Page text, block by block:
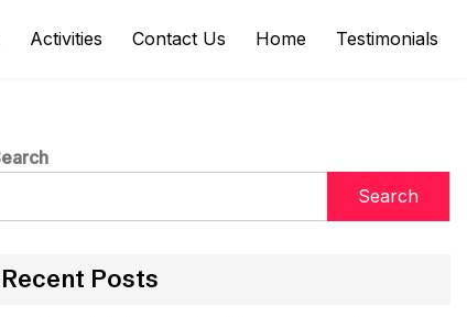
Activities Contact Us Home Testimonials
Search
Recent Posts